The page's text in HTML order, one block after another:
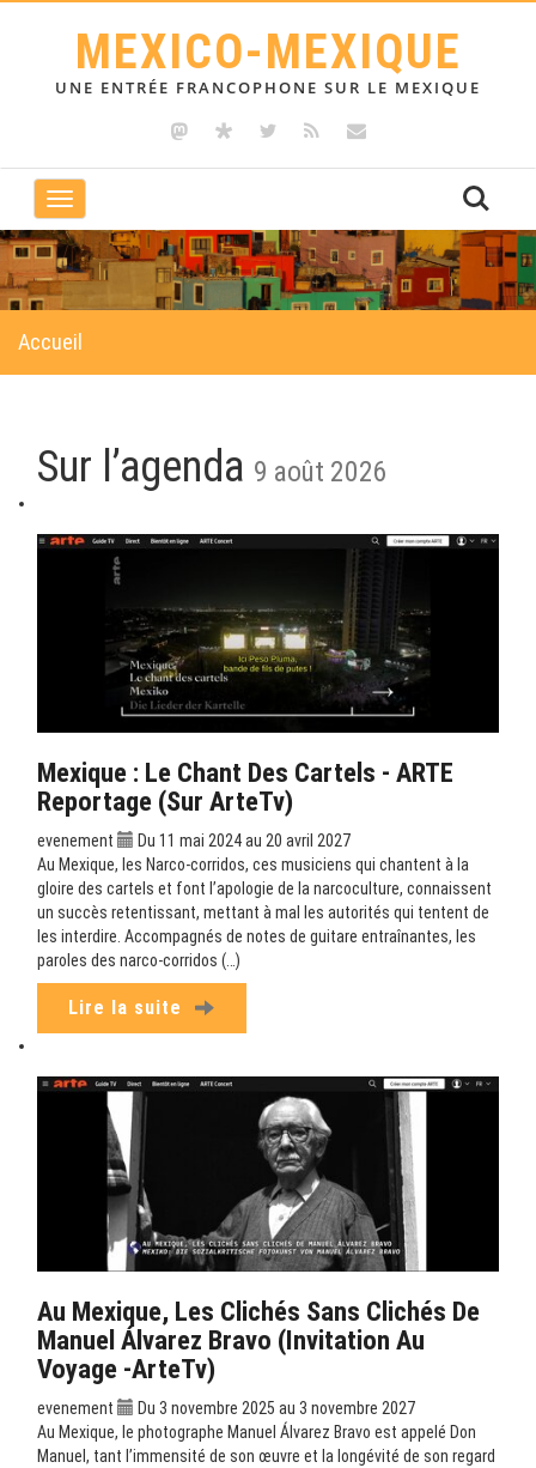
MEXICO-MEXIQUE
UNE ENTRÉE FRANCOPHONE SUR LE MEXIQUE
Toggle
navigation
Accueil
Sur l’agenda 9 août 2026
Mexique : Le Chant Des Cartels - ARTE
Reportage (sur ArteTv)
evenement
Du 11 mai 2024 au 20 avril 2027
Au Mexique, les Narco-corridos, ces musiciens qui chantent à la
gloire des cartels et font l’apologie de la narcoculture, connaissent
un succès retentissant, mettant à mal les autorités qui tentent de
les interdire. Accompagnés de notes de guitare entraînantes, les
paroles des narco-corridos (…)
Lire la suite
Au Mexique, Les Clichés Sans Clichés De
Manuel Álvarez Bravo (Invitation Au
Voyage -ArteTv)
evenement
Du 3 novembre 2025 au 3 novembre 2027
Au Mexique, le photographe Manuel Álvarez Bravo est appelé Don
Manuel, tant l’immensité de son œuvre et la longévité de son regard